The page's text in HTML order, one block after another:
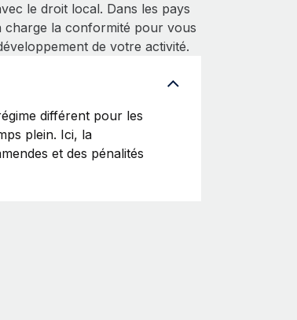
le droit local. Dans les pays
charge la conformité pour vous
de votre activité.
différent pour les
plein. Ici, la
et des pénalités